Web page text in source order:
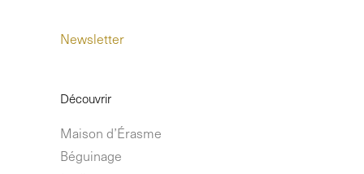
Newsletter
Découvrir
Maison d’Érasme
Béguinage